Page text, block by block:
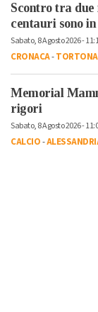
Scontro tra
centauri sono
Sabato, 8 Agosto 2026 -
CRONACA-TORTONA
Memorial
rigori
Sabato, 8 Agosto 2026 -
CALCIO-